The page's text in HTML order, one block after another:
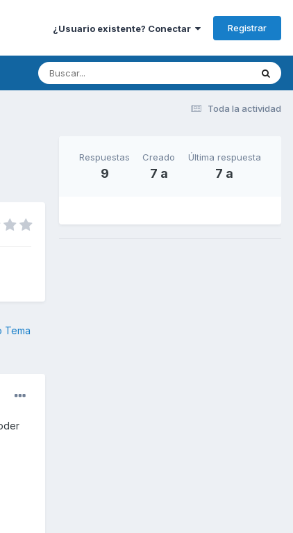
¿Usuario existente? Conectar Registrar
Toda la actividad
Tema
Respuestas
9
Creado
7 a
Última respuesta
7 a